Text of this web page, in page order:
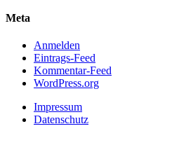
Meta
Anmelden
Eintrags-Feed
Kommentar-Feed
WordPress.org
Impressum
Datenschutz